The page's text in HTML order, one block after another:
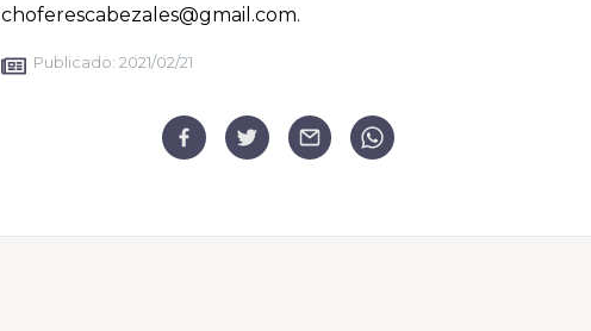
choferescabezales@gmail.com.
Publicado: 2021/02/21